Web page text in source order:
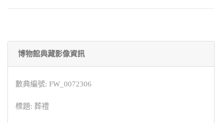
博物館典藏影像資訊
數典編號: FW_0072306
標題: 葬禮